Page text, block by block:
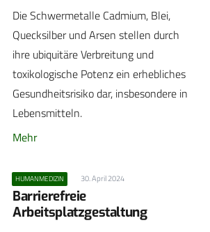
Die Schwermetalle Cadmium, Blei,
Quecksilber und Arsen stellen durch
ihre ubiquitäre Verbreitung und
toxikologische Potenz ein erhebliches
Gesundheitsrisiko dar, insbesondere in
Lebensmitteln.
Mehr
HUMANMEDIZIN 30. April 2024
Barrierefreie
Arbeitsplatzgestaltung